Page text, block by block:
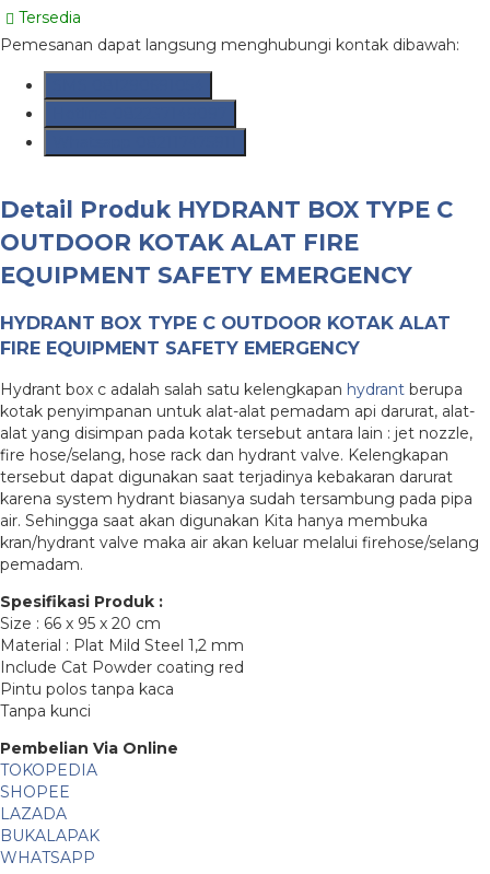
Tersedia
Pemesanan dapat langsung menghubungi kontak dibawah:
Detail Produk HYDRANT BOX TYPE C
OUTDOOR KOTAK ALAT FIRE
EQUIPMENT SAFETY EMERGENCY
HYDRANT BOX TYPE C OUTDOOR KOTAK ALAT
FIRE EQUIPMENT SAFETY EMERGENCY
Hydrant box c adalah salah satu kelengkapan hydrant berupa
kotak penyimpanan untuk alat-alat pemadam api darurat, alat-
alat yang disimpan pada kotak tersebut antara lain : jet nozzle,
fire hose/selang, hose rack dan hydrant valve. Kelengkapan
tersebut dapat digunakan saat terjadinya kebakaran darurat
karena system hydrant biasanya sudah tersambung pada pipa
air. Sehingga saat akan digunakan Kita hanya membuka
kran/hydrant valve maka air akan keluar melalui firehose/selang
pemadam.
Spesifikasi Produk :
Size : 66 x 95 x 20 cm
Material : Plat Mild Steel 1,2 mm
Include Cat Powder coating red
Pintu polos tanpa kaca
Tanpa kunci
Pembelian Via Online
TOKOPEDIA
SHOPEE
LAZADA
BUKALAPAK
WHATSAPP